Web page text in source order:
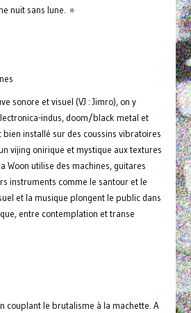
nuit sans lune. »
sonore et visuel (VJ : Jimro), on y
indus, doom/black metal et
installé sur des coussins vibratoires
vijing onirique et mystique aux textures
Woon utilise des machines, guitares
instruments comme le santour et le
et la musique plongent le public dans
entre contemplation et transe
couplant le brutalisme à la machette. A